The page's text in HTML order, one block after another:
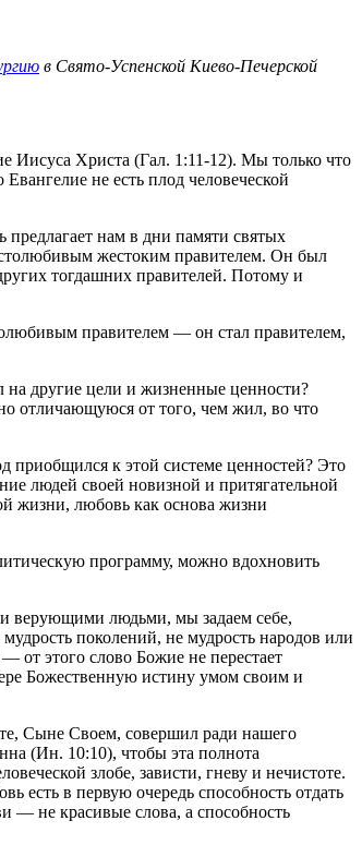
в Свято-Успенской Киево-Печерской
Иисуса Христа (Гал. 1:11-12). Мы только что
не есть плод человеческой
предлагает нам в дни памяти святых
жестоким правителем. Он был
тогдашних правителей. Потому и
правителем — он стал правителем,
на другие цели и жизненные ценности?
отличающуюся от того, чем жил, во что
приобщился к этой системе ценностей? Это
людей своей новизной и притягательной
жизни, любовь как основа жизни
программу, можно вдохновить
верующими людьми, мы задаем себе,
поколений, не мудрость народов или
от этого слово Божие не перестает
Божественную истину умом своим и
Сыне Своем, совершил ради нашего
(Ин. 10:10), чтобы эта полнота
злобе, зависти, гневу и нечистоте.
в первую очередь способность отдать
— не красивые слова, а способность